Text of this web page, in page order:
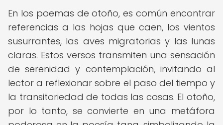
En los poemas de otoño, es común encontrar
referencias a las hojas que caen, los vientos
susurrantes, las aves migratorias y las lunas
claras. Estos versos transmiten una sensación
de serenidad y contemplación, invitando al
lector a reflexionar sobre el paso del tiempo y
la transitoriedad de todas las cosas. El otoño,
por lo tanto, se convierte en una metáfora